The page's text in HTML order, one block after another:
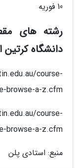
10 فوریه
رشته های
دانشگاه کرتین
course-
browse-a-z.cfm
course-
browse-a-z.cfm
منبع: استادی پلن